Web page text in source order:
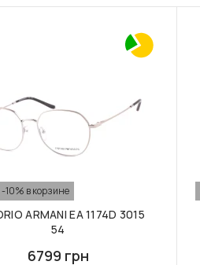
-10% в корзине
ARMANI EA 1174D 3015
54
6799 грн